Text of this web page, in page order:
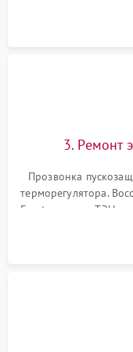
продувка
3. Ремонт
Прозвонка
терморегулятора.
Frost, включая ТЭН
платы